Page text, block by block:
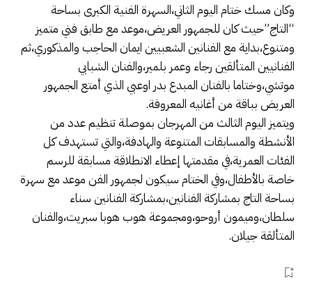
وكان مسك ختام اليوم الثاني،السهرة الفنية الكبرى بساحة
“التاج”حيث كان للجمهور العريض،موعد مع طابق فني متميز
ومتنوع،بداية مع الفنانين الشعبيين ايمان الحاجب والمذكوري،ثم
الفنانيين المتألقين رجاء وعمر بلمير،والفنان الشبابي
موتشي،وختاما بالفنان المبدع بدر اوعبي الذي أمتع الجمهور
العريض بباقة من أغانيه المعروفة.
ويتميز اليوم الثالث من المهرجان بموصلة تنظيم عدد من
الأنشطة والمسابقات المتنوعة والهادفة،والتي تستهدف كل
الفئات العمرية،في مقدمتها إعطاء الانطلاقة مسابقة للرسم
خاصة بالأطفال،وفي الختام سيكون لجمهور الفن موعد مع سهرة
بساحة التاج بمشاركة الفنانين،بمشاركة الفنانين سناء
سلطان،وميمون أروحو،ومجموعة هوب هوبا سبريت،والفنان
المتألقة جيلان.